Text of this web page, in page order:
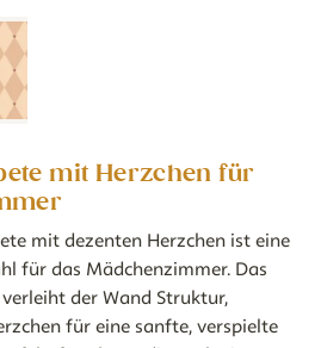
mit Herzchen für
mit dezenten Herzchen ist eine
für das Mädchenzimmer. Das
der Wand Struktur,
für eine sanfte, verspielte